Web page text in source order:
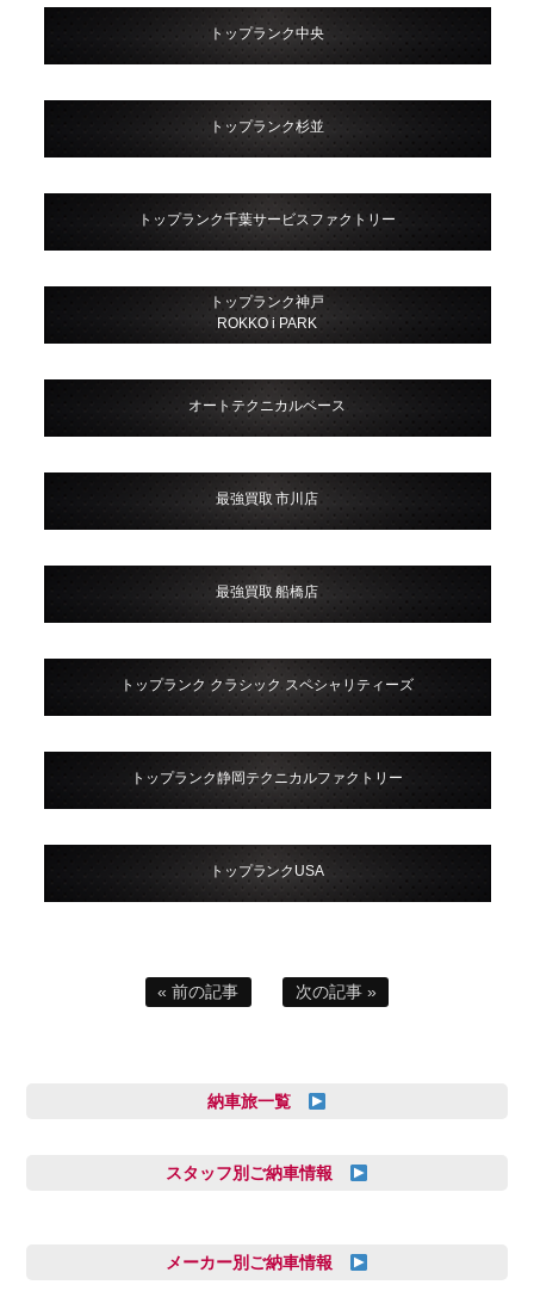
トップランク中央
トップランク杉並
トップランク千葉サービスファクトリー
トップランク神戸
ROKKO i PARK
オートテクニカルベース
最強買取 市川店
最強買取 船橋店
トップランク クラシック スペシャリティーズ
トップランク静岡テクニカルファクトリー
トップランクUSA
« 前の記事 次の記事 »
納車旅一覧
スタッフ別ご納車情報
メーカー別ご納車情報